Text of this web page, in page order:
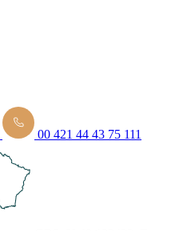
00 421 44 43 75 111